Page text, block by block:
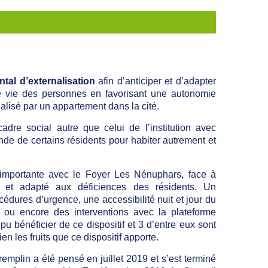
d’externalisationafin d’anticiper et d’adapter
des personnes en favorisant une autonomie
par un appartement dans la cité.
social autre que celui de l’institution avec
de certains résidents pour habiter autrement et
avec le Foyer Les Nénuphars, face à
et adapté aux déficiences des résidents. Un
d’urgence, une accessibilité nuit et jour du
encore des interventions avec la plateforme
bénéficier de ce dispositif et 3 d’entre eux sont
les fruits que ce dispositif apporte.
a été pensé en juillet 2019 et s’est terminé